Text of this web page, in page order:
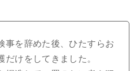
事を辞めた後、ひたすらお
けをしてきました。